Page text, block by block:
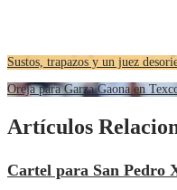
Sustos, trapazos y un juez
Oreja para Garza Gaona en
Artículos
Cartel para San Pedro